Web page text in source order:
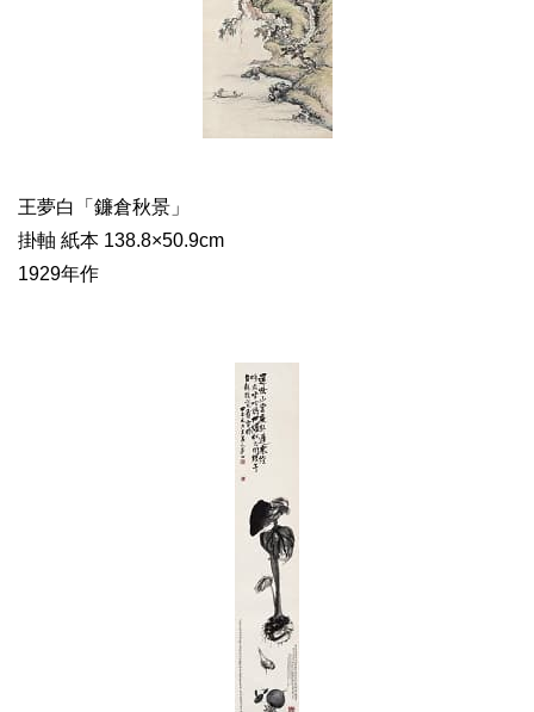
王夢白「鐮倉秋景」
掛軸 紙本 138.8×50.9cm
1929年作